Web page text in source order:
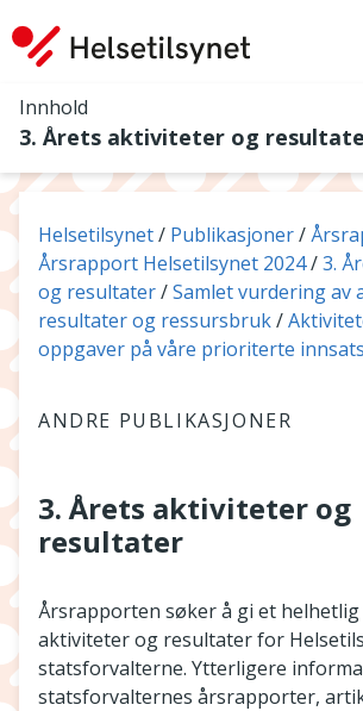
Innhold
3. Årets aktiviteter og
Du er her:
Helsetilsynet Publikasjoner
Årsrapport Helsetilsynet 2024
3.
og resultater
Samlet vurdering av
resultater og ressursbruk
oppgaver på våre prioriterte
ANDRE PUBLIKASJONER
3. Årets aktiviteter og
resultater
Årsrapporten søker å gi et helhetlig
aktiviteter og resultater for
statsforvalterne. Ytterligere
statsforvalternes årsrapporter,